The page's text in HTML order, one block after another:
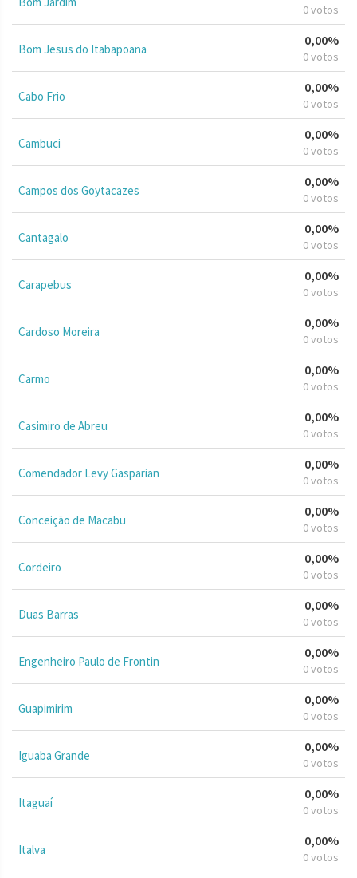
0 votos
Bom Jesus do Itabapoana
0,00%
0 votos
Cabo Frio
0,00%
0 votos
Cambuci
0,00%
0 votos
Campos dos Goytacazes
0,00%
0 votos
Cantagalo
0,00%
0 votos
Carapebus
0,00%
0 votos
Cardoso Moreira
0,00%
0 votos
Carmo
0,00%
0 votos
Casimiro de Abreu
0,00%
0 votos
Comendador Levy Gasparian
0,00%
0 votos
Conceição de Macabu
0,00%
0 votos
Cordeiro
0,00%
0 votos
Duas Barras
0,00%
0 votos
Engenheiro Paulo de Frontin
0,00%
0 votos
Guapimirim
0,00%
0 votos
Iguaba Grande
0,00%
0 votos
Itaguaí
0,00%
0 votos
Italva
0,00%
0 votos